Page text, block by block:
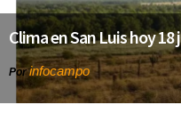
Clima en San Luis hoy 18
Porinfocampo